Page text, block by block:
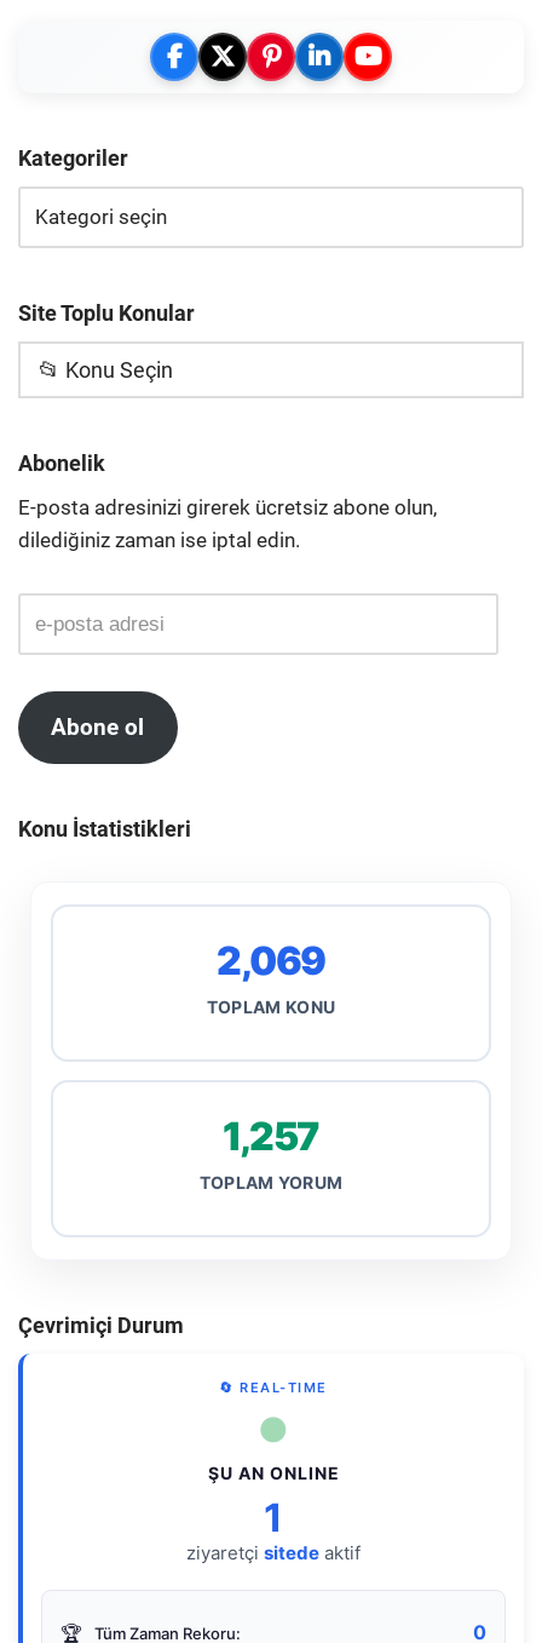
Kategoriler
Site Toplu Konular
📂 Konu Seçin
Abonelik
E-posta adresinizi girerek ücretsiz abone olun,
dilediğiniz zaman ise iptal edin.
Abone ol
Konu İstatistikleri
2,069
TOPLAM KONU
1,257
TOPLAM YORUM
Çevrimiçi Durum
🔄 REAL-TIME
●
ŞU AN ONLINE
1
ziyaretçi sitede aktif
🏆 Tüm Zaman Rekoru: 0